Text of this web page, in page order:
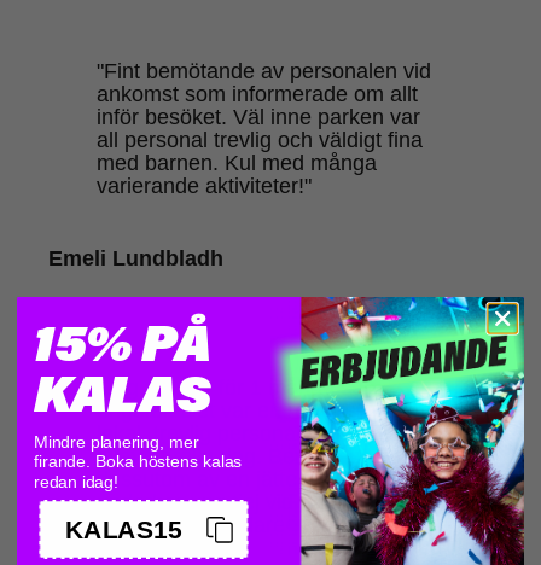
"Fint bemötande av personalen vid
ankomst som informerade om allt
inför besöket. Väl inne parken var
all personal trevlig och väldigt fina
med barnen. Kul med många
varierande aktiviteter!"
Emeli Lundbladh
"Jag var där för 1 månad sen
ungefär. Det var en ren och fräsch
lokal, trevlig personal och en
allmänt rolig dag. Bemöttes
dessutom av en jätte trevlig och
underbar ung tjej vid namn raz. En
riktig glädjespridare❤️❤️"
15% PÅ
KALAS
Mindre planering, mer
firande. Boka höstens kalas
redan idag!
KALAS15